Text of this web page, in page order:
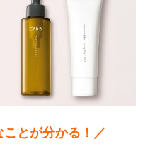
とが分かる！／